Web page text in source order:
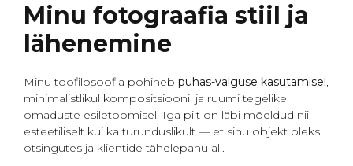
Minu fotograafia stiil ja
lähenemine
Minu tööfilosoofia põhineb puhas-valguse kasutamisel,
minimalistlikul kompositsioonil ja ruumi tegelike
omaduste esiletoomisel. Iga pilt on läbi mõeldud nii
esteetiliselt kui ka turunduslikult — et sinu objekt oleks
otsingutes ja klientide tähelepanu all.